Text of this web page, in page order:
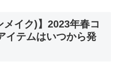
メイク)】2023年春コ
イテムはいつから発